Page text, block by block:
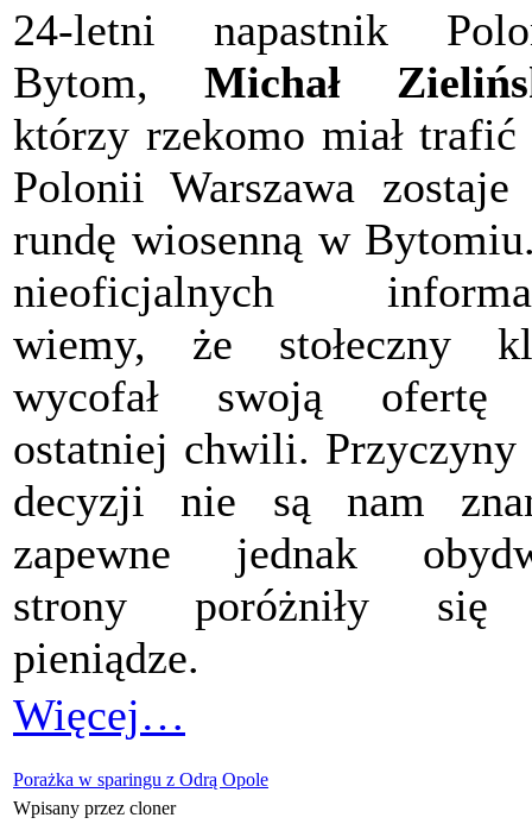
24-letni napastnik
Bytom, Michał
którzy rzekomo miał trafić
Polonii Warszawa zostaje
rundę wiosenną w
nieoficjalnych
wiemy, że stołeczny
wycofał swoją
ostatniej chwili. Przyczyny
decyzji nie są nam
zapewne jednak
strony poróżniły
pieniądze.
Więcej…
Porażka w sparingu z Odrą Opole
Wpisany przez cloner